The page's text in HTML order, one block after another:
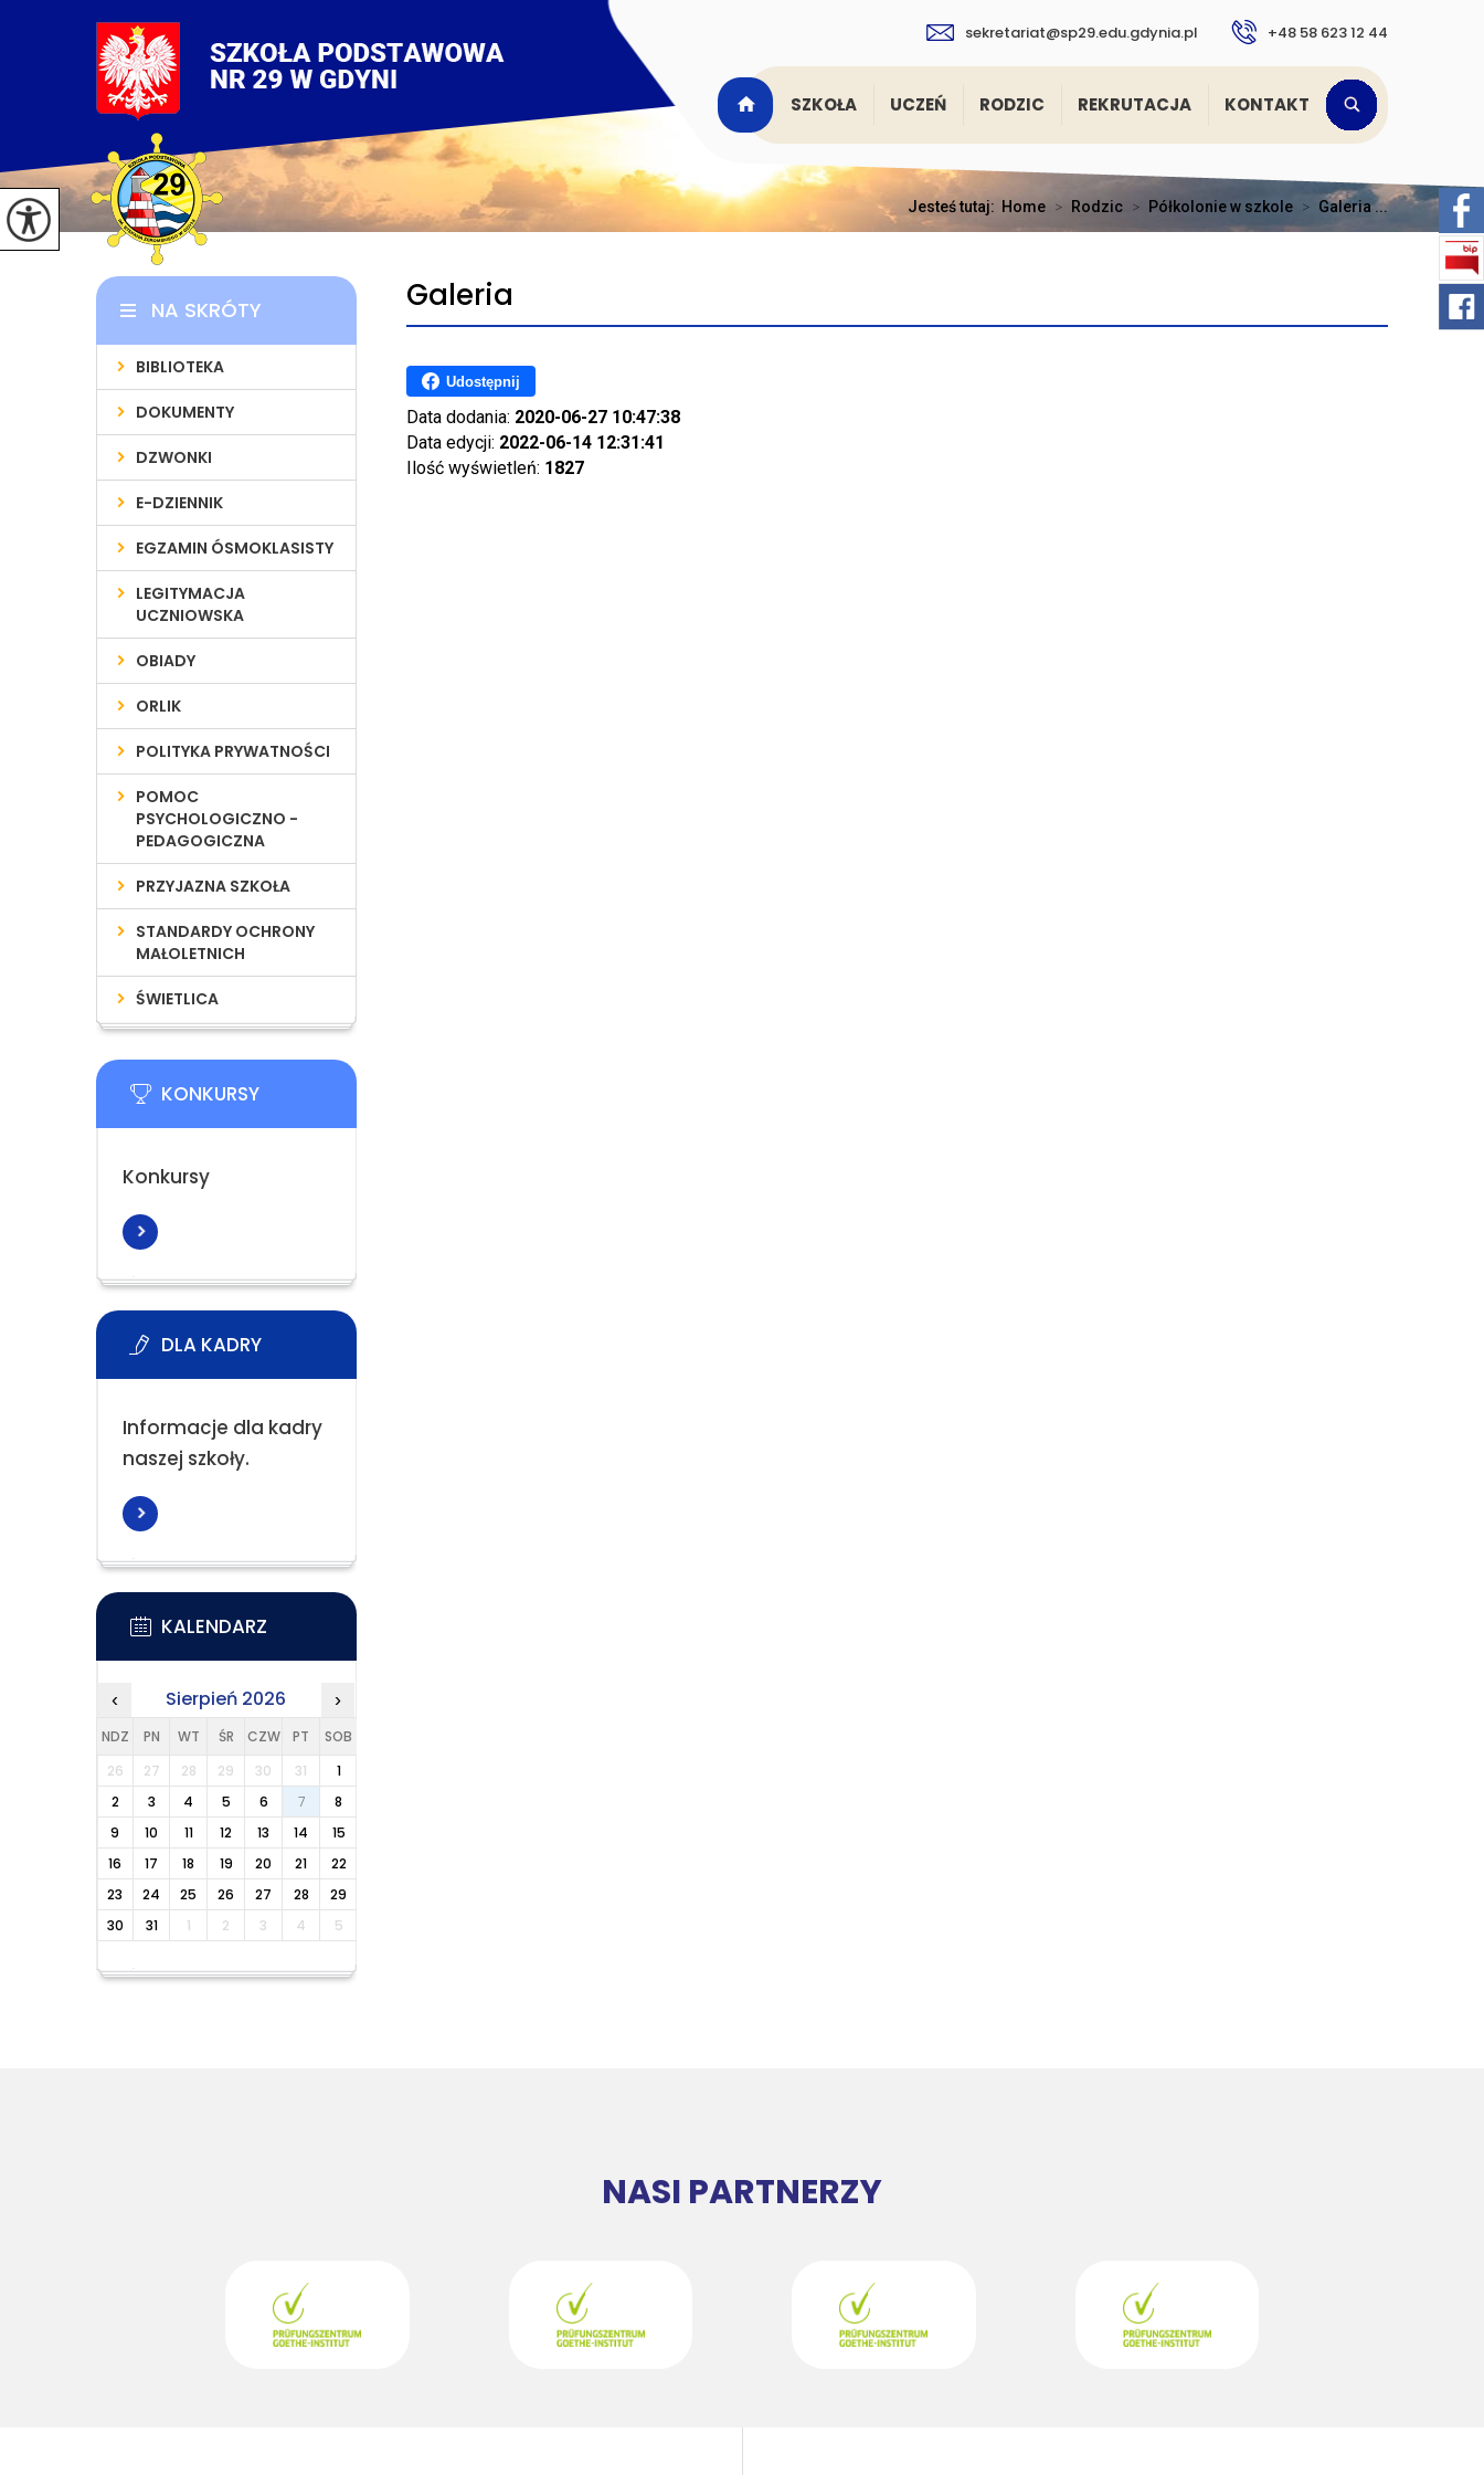
sekretariat@sp29.edu.gdynia.pl +48 58 623 12 44
SZKOŁA UCZEŃ RODZIC REKRUTACJA KONTAKT
Jesteś tutaj: Home > Rodzic > Półkolonie w szkole > Galeria ...
Galeria
Udostępnij
Data dodania: 2020-06-27 10:47:38
Data edycji: 2022-06-14 12:31:41
Ilość wyświetleń: 1827
NA SKRÓTY
BIBLIOTEKA
DOKUMENTY
DZWONKI
E-DZIENNIK
EGZAMIN ÓSMOKLASISTY
LEGITYMACJA
UCZNIOWSKA
OBIADY
ORLIK
POLITYKA PRYWATNOŚCI
POMOC
PSYCHOLOGICZNO -
PEDAGOGICZNA
PRZYJAZNA SZKOŁA
STANDARDY OCHRONY
MAŁOLETNICH
ŚWIETLICA
KONKURSY
Konkursy
DLA KADRY
Informacje dla kadry
naszej szkoły.
KALENDARZ
‹ Sierpień 2026 ›
NDZ PN WT ŚR CZW PT
SOB
26
27 28 29 30 31
1
2
3 4 5 6 7
8
9
10 11 12 13 14
15
16
17 18 19 20 21
22
23
24 25 26 27 28
29
30
31 1 2 3 4 5
NASI PARTNERZY